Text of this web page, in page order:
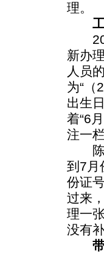
理。
工
新办
人员
为“（
出生
着“6
注一
陈先
到7月
份证
过来
理一
没有补
带